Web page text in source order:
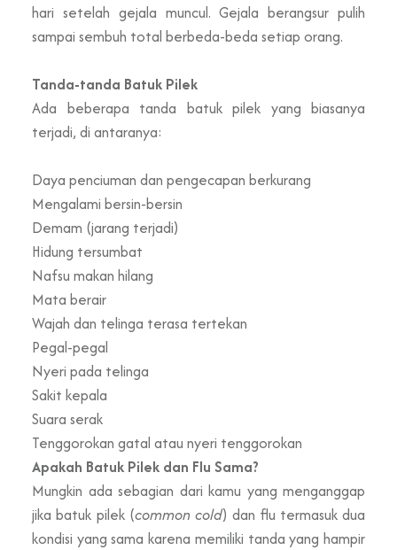
hari setelah gejala muncul. Gejala berangsur pulih
sampai sembuh total berbeda-beda setiap orang.
Tanda-tanda Batuk Pilek
Ada beberapa tanda batuk pilek yang biasanya
terjadi, di antaranya:
Daya penciuman dan pengecapan berkurang
Mengalami bersin-bersin
Demam (jarang terjadi)
Hidung tersumbat
Nafsu makan hilang
Mata berair
Wajah dan telinga terasa tertekan
Pegal-pegal
Nyeri pada telinga
Sakit kepala
Suara serak
Tenggorokan gatal atau nyeri tenggorokan
Apakah Batuk Pilek dan Flu Sama?
Mungkin ada sebagian dari kamu yang menganggap
jika batuk pilek (common cold) dan flu termasuk dua
kondisi yang sama karena memiliki tanda yang hampir